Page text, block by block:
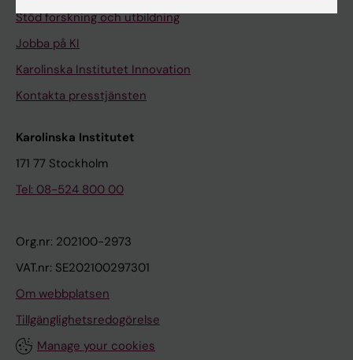
Stöd forskning och utbildning
Jobba på KI
Karolinska Institutet Innovation
Kontakta presstjänsten
Karolinska Institutet
171 77 Stockholm
Tel: 08-524 800 00
Org.nr: 202100-2973
VAT.nr: SE202100297301
Om webbplatsen
Tillgänglighetsredogörelse
Manage your cookies